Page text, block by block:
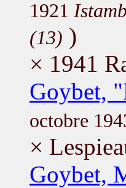
1921
(13) )
× 1941
Goybet,
octobre
×
Goybet,